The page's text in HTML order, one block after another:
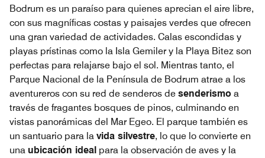
Bodrum es un paraíso para quienes aprecian el aire libre,
con sus magníficas costas y paisajes verdes que ofrecen
una gran variedad de actividades. Calas escondidas y
playas prístinas como la Isla Gemiler y la Playa Bitez son
perfectas para relajarse bajo el sol. Mientras tanto, el
Parque Nacional de la Península de Bodrum atrae a los
aventureros con su red de senderos de senderismo a
través de fragantes bosques de pinos, culminando en
vistas panorámicas del Mar Egeo. El parque también es
un santuario para la vida silvestre, lo que lo convierte en
una ubicación ideal para la observación de aves y la